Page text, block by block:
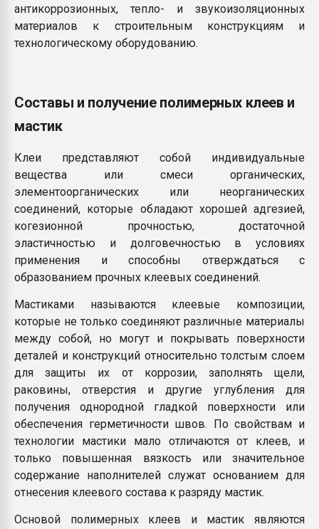
антикоррозионных, тепло- и звукоизоляционных
материалов к строительным конструкциям и
технологическому оборудованию.
Составы и получение полимерных клеев и
мастик
Клеи представляют собой индивидуальные
вещества или смеси органических,
элементоорганических или неорганических
соединений, которые обладают хорошей адгезией,
когезионной прочностью, достаточной
эластичностью и долговечностью в условиях
применения и способны отверждаться с
образованием прочных клеевых соединений.
Мастиками называются клеевые композиции,
которые не только соединяют различные материалы
между собой, но могут и покрывать поверхности
деталей и конструкций относительно толстым слоем
для защиты их от коррозии, заполнять щели,
раковины, отверстия и другие углубления для
получения однородной гладкой поверхности или
обеспечения герметичности швов. По свойствам и
технологии мастики мало отличаются от клеев, и
только повышенная вязкость или значительное
содержание наполнителей служат основанием для
отнесения клеевого состава к разряду мастик.
Основой полимерных клеев и мастик являются